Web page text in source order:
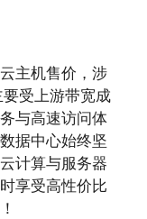
主机售价，涉
受上游带宽成
与高速访问体
据中心始终坚
计算与服务器
享受高性价比